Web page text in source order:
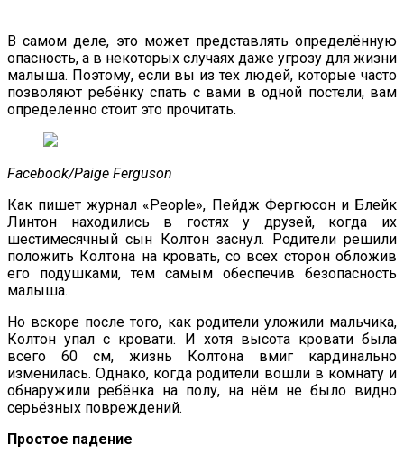
В самом деле, это может представлять определённую
опасность, а в некоторых случаях даже угрозу для жизни
малыша. Поэтому, если вы из тех людей, которые часто
позволяют ребёнку спать с вами в одной постели, вам
определённо стоит это прочитать.
Facebook/Paige Ferguson
Как пишет журнал «People», Пейдж Фергюсон и Блейк
Линтон находились в гостях у друзей, когда их
шестимесячный сын Колтон заснул. Родители решили
положить Колтона на кровать, со всех сторон обложив
его подушками, тем самым обеспечив безопасность
малыша.
Но вскоре после того, как родители уложили мальчика,
Колтон упал с кровати. И хотя высота кровати была
всего 60 см, жизнь Колтона вмиг кардинально
изменилась. Однако, когда родители вошли в комнату и
обнаружили ребёнка на полу, на нём не было видно
серьёзных повреждений.
Простое падение